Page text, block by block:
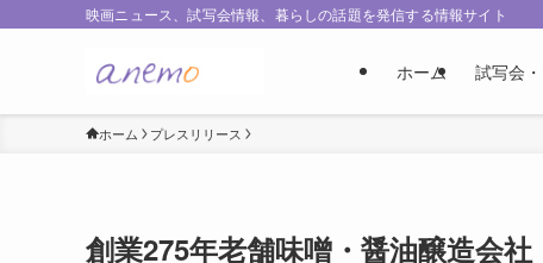
映画ニュース、試写会情報、暮らしの話題を発信する情報サイト
ホーム 試写会
ホーム プレスリリース
創業275年老舗味噌・醤油醸造会